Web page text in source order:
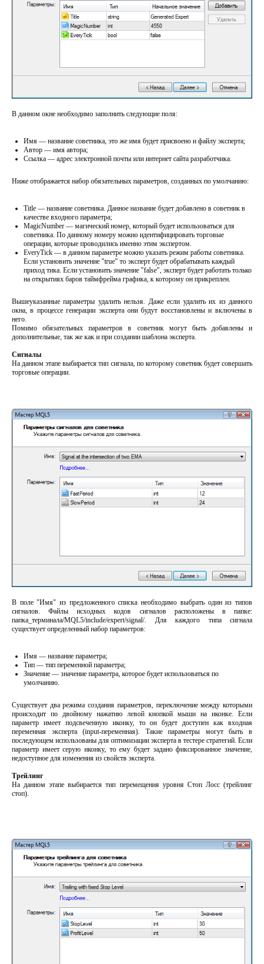
В данном окне необходимо заполнить следующие поля:
Имя — название советника, это же имя будет присвоено и файлу эксперта;
Автор — имя автора;
Ссылка — адрес электронной почты или интернет сайта разработчика.
Ниже отображается набор обязательных параметров, созданных по умолчанию:
Title — название советника. Данное название будет добавлено в советник в
качестве входного параметра;
MagicNumber — магический номер, который будет использоваться для
советника. По данному номеру можно идентифицировать торговые
операции, которые проводились именно этим экспертом.
EveryTick — в данном параметре можно указать режим работы советника.
Если установить значение "true" то эксперт будет обрабатывать каждый
приход тика. Если установить значение "false", эксперт будет работать только
на открытиях баров таймфрейма графика, к которому он прикреплен.
Вышеуказанные параметры удалить нельзя. Даже если удалить их из данного
окна, в процессе генерации эксперта они будут восстановлены и включены в
него.
Помимо обязательных параметров в советник могут быть добавлены и
дополнительные, так же как и при создании шаблона эксперта.
Сигналы
На данном этапе выбирается тип сигнала, по которому советник будет совершать
торговые операции.
В поле "Имя" из предложенного списка необходимо выбрать один из типов
сигналов. Файлы исходных кодов сигналов расположены в папке:
папка_терминала/MQL5/include/expert/signal/. Для каждого типа сигнала
существует определенный набор параметров:
Имя — название параметра;
Тип — тип переменной параметра;
Значение — значение параметра, которое будет использоваться по
умолчанию.
Существует два режима создания параметров, переключение между которыми
происходит по двойному нажатию левой кнопкой мыши на иконке. Если
параметр имеет подсвеченную иконку, то он будет доступен как входная
переменная эксперта (input-переменная). Такие параметры могут быть в
последующем использованы для оптимизации эксперта в тестере стратегий. Если
параметр имеет серую иконку, то ему будет задано фиксированное значение,
недоступное для изменения из свойств эксперта.
Трейлинг
На данном этапе выбирается тип перемещения уровня Стоп Лосс (трейлинг
стоп).